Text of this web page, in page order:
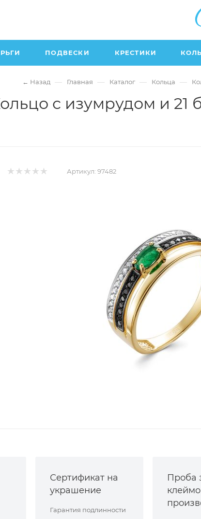
ПОДВЕСКИ КРЕСТИКИ
← Назад — Главная — Каталог — Кольца —
с изумрудом и 21
Артикул: 97482
Сертификат на
украшение
Гарантия подлинности
Проба
клеймо